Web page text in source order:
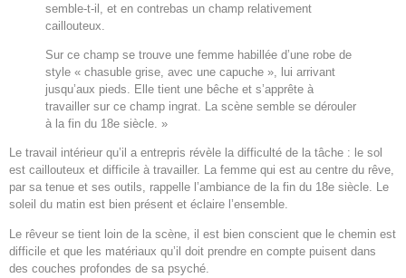
semble-t-il, et en contrebas un champ relativement
caillouteux.
Sur ce champ se trouve une femme habillée d’une robe de
style « chasuble grise, avec une capuche », lui arrivant
jusqu’aux pieds. Elle tient une bêche et s’apprête à
travailler sur ce champ ingrat. La scène semble se dérouler
à la fin du 18e siècle. »
Le travail intérieur qu’il a entrepris révèle la difficulté de la tâche : le sol
est caillouteux et difficile à travailler. La femme qui est au centre du rêve,
par sa tenue et ses outils, rappelle l’ambiance de la fin du 18e siècle. Le
soleil du matin est bien présent et éclaire l’ensemble.
Le rêveur se tient loin de la scène, il est bien conscient que le chemin est
difficile et que les matériaux qu’il doit prendre en compte puisent dans
des couches profondes de sa psyché.